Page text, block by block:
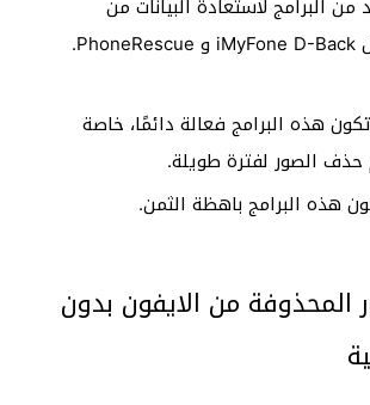
من البرامج لاستعادة البيانات من
هذه البرامج فعالة دائمًا، خاصة
حذف الصور لفترة طويلة.
هذه البرامج باهظة الثمن.
المحذوفة من الايفون بدون